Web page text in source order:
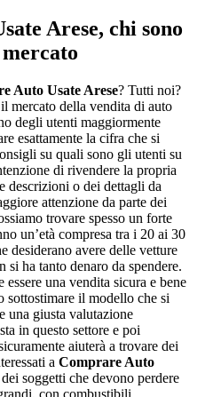
Arese, chi sono
Auto Usate Arese? Tutti noi?
mercato della vendita di auto
degli utenti maggiormente
esattamente la cifra che si
su quali sono gli utenti su
di rivendere la propria
descrizioni o dei dettagli da
attenzione da parte dei
trovare spesso un forte
un’età compresa tra i 20 ai 30
desiderano avere delle vetture
si ha tanto denaro da spendere.
una vendita sicura e bene
sottostimare il modello che si
una giusta valutazione
in questo settore e poi
aiuterà a trovare dei
a Comprare Auto
soggetti che devono perdere
con combustibili